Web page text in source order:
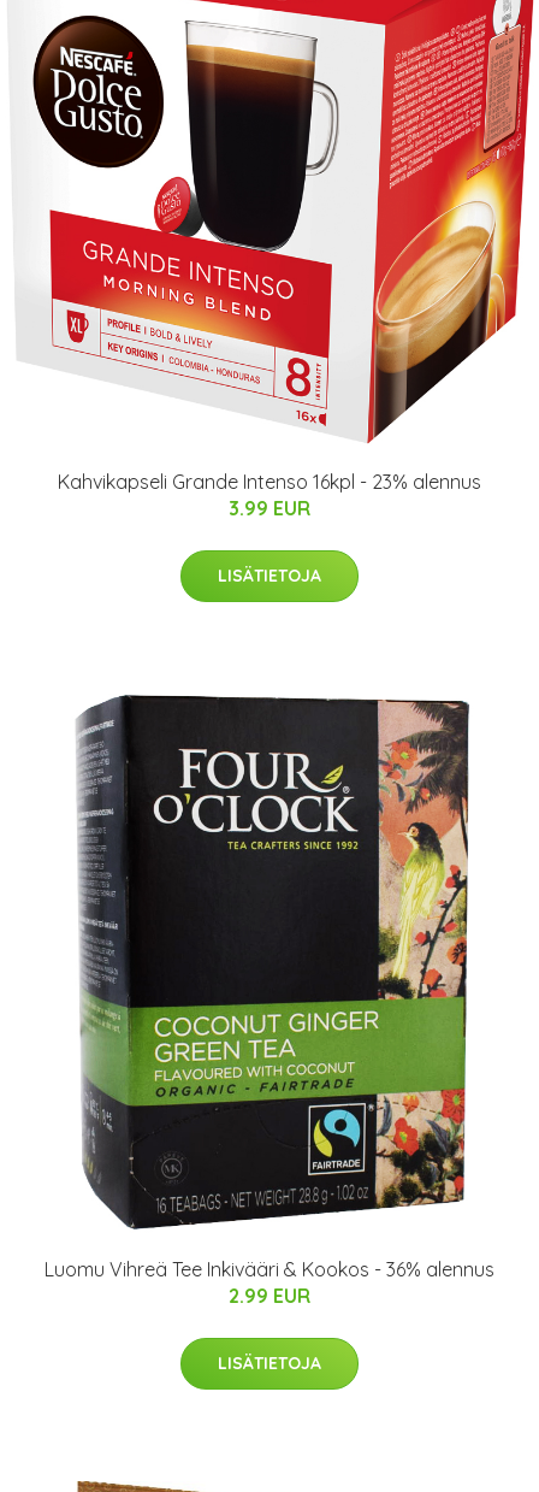
Kahvikapseli Grande Intenso 16kpl - 23% alennus
3.99 EUR
LISÄTIETOJA
Luomu Vihreä Tee Inkivääri & Kookos - 36% alennus
2.99 EUR
LISÄTIETOJA